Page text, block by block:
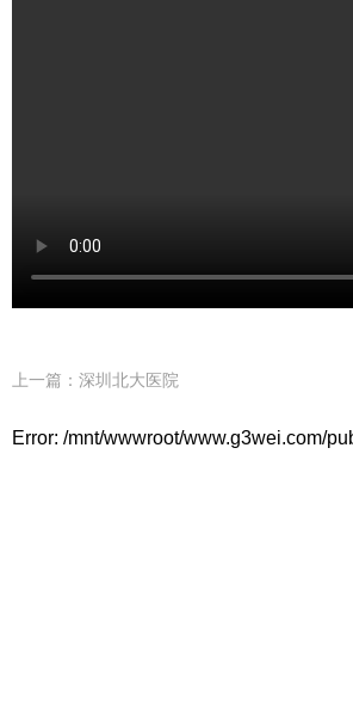
上一篇： 深圳北大医院
Error: /mnt/wwwroot/www.g3wei.com/